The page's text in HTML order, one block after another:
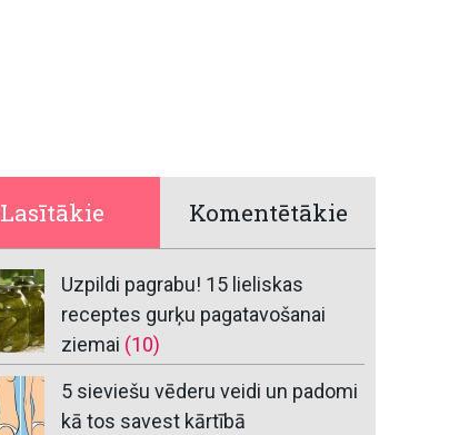
Lasītākie Komentētākie
Uzpildi pagrabu! 15 lieliskas
receptes gurķu pagatavošanai
ziemai (10)
5 sieviešu vēderu veidi un padomi
kā tos savest kārtībā